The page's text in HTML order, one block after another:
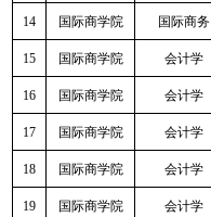
14 国际商学院 国际商务
15 国际商学院 会计学
16 国际商学院 会计学
17 国际商学院 会计学
18 国际商学院 会计学
19 国际商学院 会计学